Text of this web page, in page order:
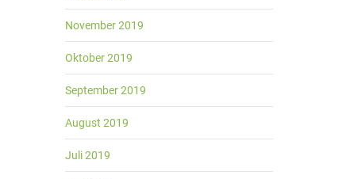
November 2019
Oktober 2019
September 2019
August 2019
Juli 2019